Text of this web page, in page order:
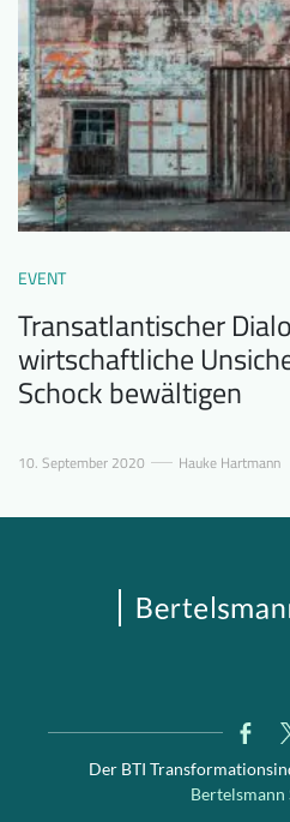
EVENT
Transatlantischer
wirtschaftliche
Schock bewältigen
10. September 2020 Hauke Hartmann
Der BTI
Bertelsmann